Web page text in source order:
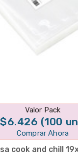
Disponible en 1 variantes
Valor Pack
$6.426 (100
Comprar Ahora
cook and chill